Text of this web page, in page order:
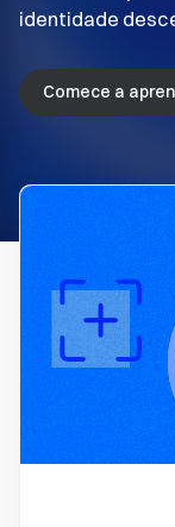
identidade
Comece a